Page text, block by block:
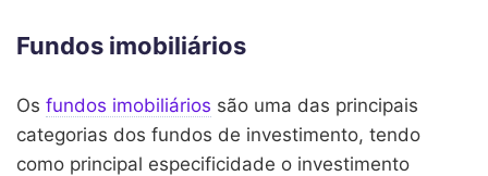
Fundos imobiliários
Os fundos imobiliários são uma das principais
categorias dos fundos de investimento, tendo
como principal especificidade o investimento